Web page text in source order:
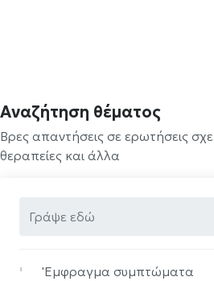
Αναζήτηση θέματος
Βρες απαντήσεις σε ερωτήσεις
θεραπείες και άλλα
' 'Eμφραγμα συμπτώματα